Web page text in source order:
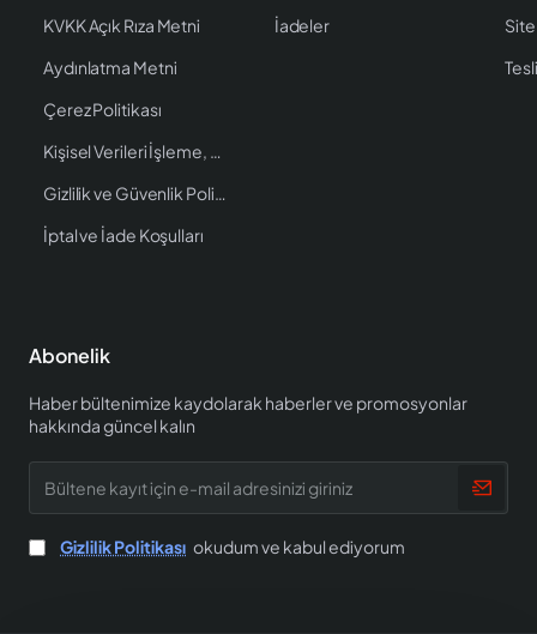
KVKK Açık Rıza Metni
Aydınlatma Metni
Çerez Politikası
Kişisel Verileri İşleme, Saklama ve İmha Politikası
Gizlilik ve Güvenlik Politikası
İptal ve İade Koşulları
İadeler
Site
Abonelik
Haber bültenimize kaydolarak haberler ve promosyonlar
hakkında güncel kalın
kayıt
için
e-
mail
Gizlilik Politikası okudum ve kabul ediyorum